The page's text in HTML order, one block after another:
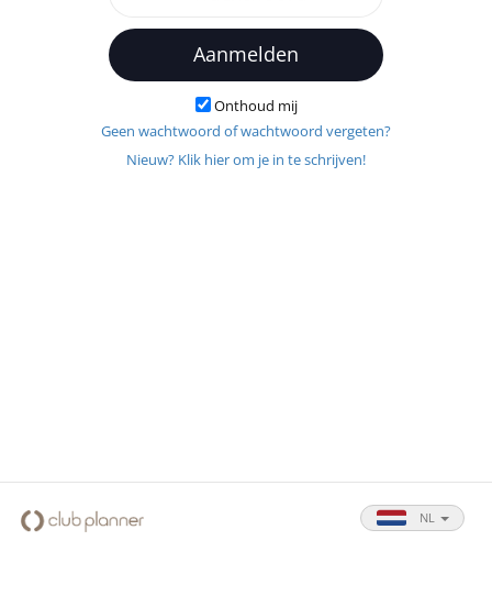
Aanmelden
Onthoud mij
Geen wachtwoord of wachtwoord vergeten?
Nieuw? Klik hier om je in te schrijven!
NL